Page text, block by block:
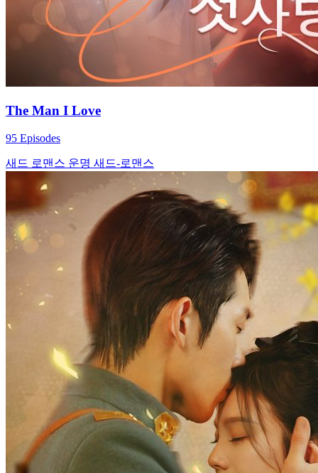
The Man I Love
95 Episodes
새드 로맨스 운명 새드-로맨스